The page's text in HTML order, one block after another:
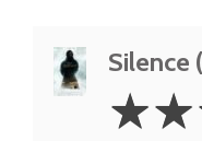
Silence
3.5
Stars
☆☆